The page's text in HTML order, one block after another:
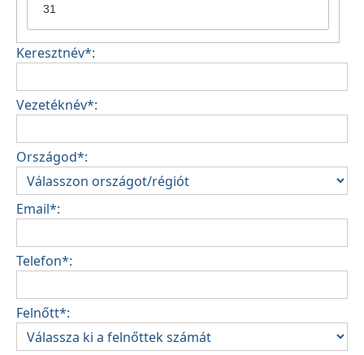
31
Keresztnév*:
Vezetéknév*:
Országod*:
Email*:
Telefon*:
Felnőtt*: